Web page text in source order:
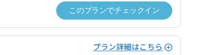
このプランでチェックイン
プラン詳細はこちら
・チェックインの手続きが完了し、運営ホストとの間でド
した場合は、原則としてキャンセルできません。ドロップ
は、チェックアウトの手続きを完了し、ドロップイン料金
要があります。詳細は、ドロップインサービス利用ゲスト
「空箱byGMO」にお問い合わせ次第、遅延なく提供します